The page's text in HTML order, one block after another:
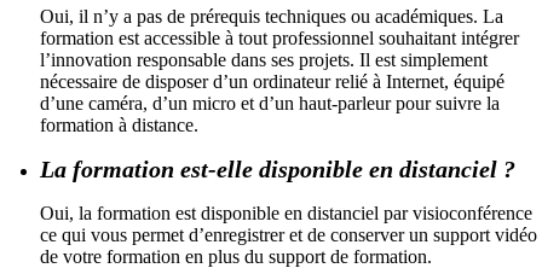
Oui, il n’y a pas de prérequis techniques ou académiques. La
formation est accessible à tout professionnel souhaitant intégrer
l’innovation responsable dans ses projets. Il est simplement
nécessaire de disposer d’un ordinateur relié à Internet, équipé
d’une caméra, d’un micro et d’un haut-parleur pour suivre la
formation à distance.
La formation est-elle disponible en distanciel ?
Oui, la formation est disponible en distanciel par visioconférence
ce qui vous permet d’enregistrer et de conserver un support vidéo
de votre formation en plus du support de formation.